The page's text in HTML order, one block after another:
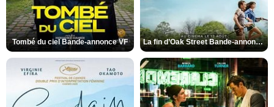
Tombé du ciel Bande-annonce VF La fin d’Oak Street Bande-annonce VO STFR